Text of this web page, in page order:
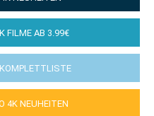
FILME AB 3.99€
4K NEUHEITEN